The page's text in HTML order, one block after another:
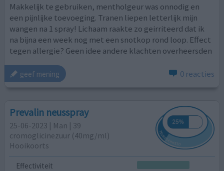
Makkelijk te gebruiken, mentholgeur was onnodig en
een pijnlijke toevoeging. Tranen liepen letterlijk mijn
wangen na 1 spray! Lichaam raakte zo geirriteerd dat ik
na bijna een week nog met een snotkop rond loop. Effect
tegen allergie? Geen idee andere klachten overheersden
geef mening 0 reacties
Prevalin neusspray
25-06-2023 | Man | 39
cromoglicinezuur (40mg/ml)
Hooikoorts
Effectiviteit